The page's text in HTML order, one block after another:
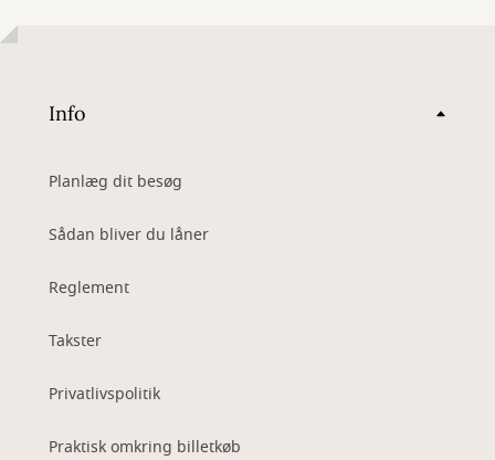
Info
Planlæg dit besøg
Sådan bliver du låner
Reglement
Takster
Privatlivspolitik
Praktisk omkring billetkøb